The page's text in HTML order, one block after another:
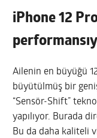
iPhone 12
Ailenin en büyüğü
büyütülmüş bir
“Sensör-Shift”
yapılıyor. Burada
Bu da daha kaliteli